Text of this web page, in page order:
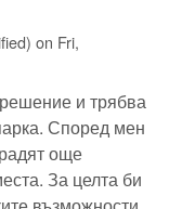
on Fri,
и трябва
Според мен
още
За целта би